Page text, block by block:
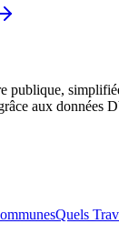
publique,
aux données
Quels